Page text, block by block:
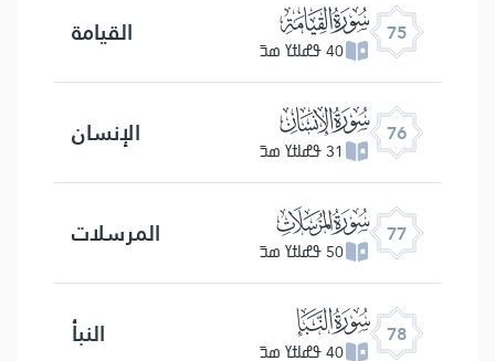
75 ﯸ
40 ߟߝߊߙߌ ߘߏ߫ القیامة
76 ﯹ
31 ߟߝߊߙߌ ߘߏ߫ الإنسان
77 ﯺ
50 ߟߝߊߙߌ ߘߏ߫ المرسلات
78 ﯻ
40 ߟߝߊߙߌ ߘߏ߫ النبأ